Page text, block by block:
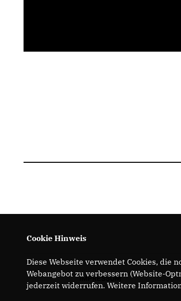
IMPRESSUM
Cookie Hinweis
Diese Webseite verwendet Cookies, die
Webangebot zu verbessern (Website-
jederzeit widerrufen. Weitere